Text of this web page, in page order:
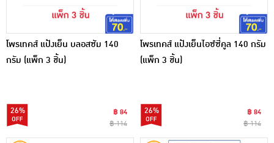
โพรเทคส์ แป้งเย็น บลอสซัม 140
กรัม (แพ็ก 3 ชิ้น)
26%
฿ 84
฿ 114
โพรเทคส์ แป้งเย็นไอซ์ซี่คูล 140 กรัม
(แพ็ก 3 ชิ้น)
26%
฿ 84
฿ 114